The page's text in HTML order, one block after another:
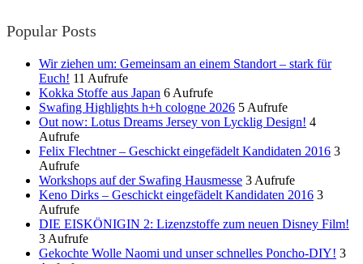
Popular Posts
Wir ziehen um: Gemeinsam an einem Standort – stark für
Euch! 11 Aufrufe
Kokka Stoffe aus Japan 6 Aufrufe
Swafing Highlights h+h cologne 2026 5 Aufrufe
Out now: Lotus Dreams Jersey von Lycklig Design! 4
Aufrufe
Felix Flechtner – Geschickt eingefädelt Kandidaten 2016 3
Aufrufe
Workshops auf der Swafing Hausmesse 3 Aufrufe
Keno Dirks – Geschickt eingefädelt Kandidaten 2016 3
Aufrufe
DIE EISKÖNIGIN 2: Lizenzstoffe zum neuen Disney Film!
3 Aufrufe
Gekochte Wolle Naomi und unser schnelles Poncho-DIY! 3